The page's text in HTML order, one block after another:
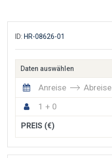
ID: HR-08626-01
Daten auswählen
Anreise
Abreise
1 + 0
PREIS (€)